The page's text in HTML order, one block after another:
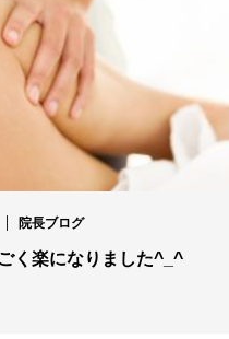
院長ブログ
く楽になりました^_^